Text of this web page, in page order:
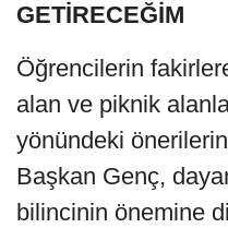
GETİRECEĞİM
Öğrencilerin
alan ve piknik
yönündeki
Başkan Genç,
bilincinin önemine